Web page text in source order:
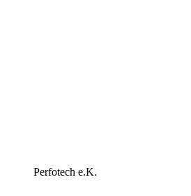
Perfotech e.K.